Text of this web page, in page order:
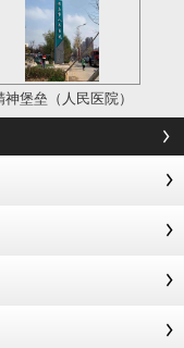
神堡垒（人民医院）